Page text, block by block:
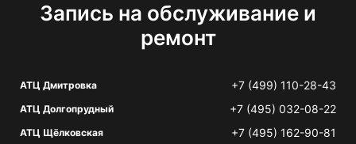
Запись на обслуживание и
ремонт
АТЦ Дмитровка +7 (499) 110-28-43
АТЦ Долгопрудный +7 (495) 032-08-22
АТЦ Щёлковская +7 (495) 162-90-81